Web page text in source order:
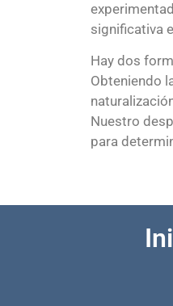
significativa
Hay dos
Obteniendo
Nuestro
para